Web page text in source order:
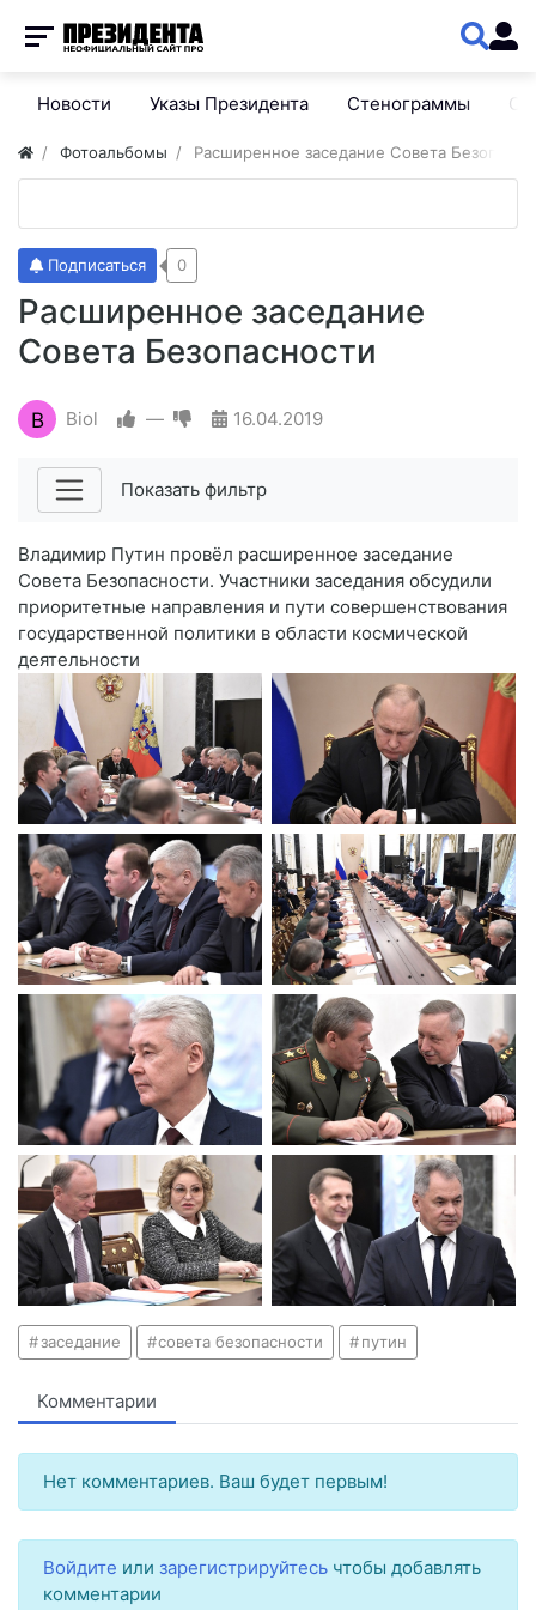
Новости Указы Президента Стенограммы
Фотоальбомы Расширенное заседание Совета
Расширенное заседание
Совета Безопасности
Подписаться 0
B Biol — 16.04.2019
Показать фильтр
Владимир Путин провёл расширенное заседание
Совета Безопасности. Участники заседания обсудили
приоритетные направления и пути совершенствования
государственной политики в области космической
деятельности
заседание совета безопасности путин
Комментарии
Нет комментариев. Ваш будет первым!
Войдите или зарегистрируйтесь чтобы добавлять
комментарии